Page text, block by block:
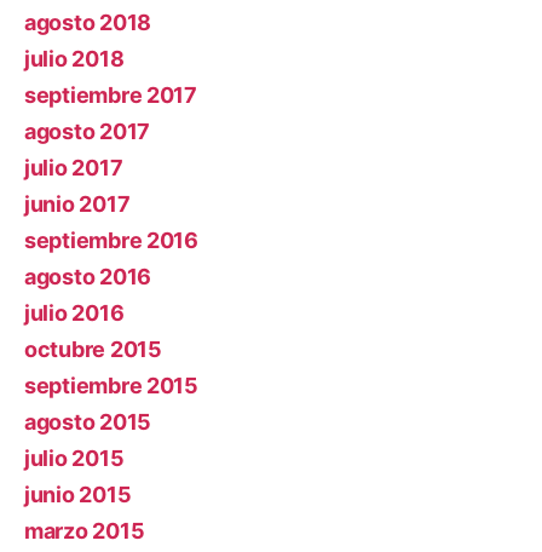
agosto 2018
julio 2018
septiembre 2017
agosto 2017
julio 2017
junio 2017
septiembre 2016
agosto 2016
julio 2016
octubre 2015
septiembre 2015
agosto 2015
julio 2015
junio 2015
marzo 2015